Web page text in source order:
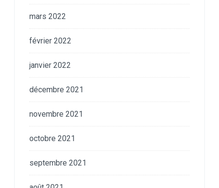
mars 2022
février 2022
janvier 2022
décembre 2021
novembre 2021
octobre 2021
septembre 2021